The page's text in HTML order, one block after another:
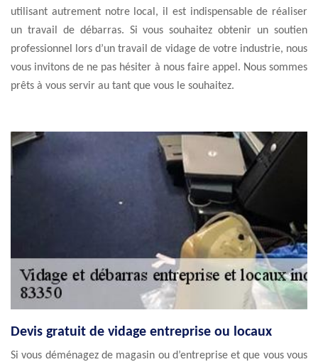
utilisant autrement notre local, il est indispensable de réaliser
un travail de débarras. Si vous souhaitez obtenir un soutien
professionnel lors d’un travail de vidage de votre industrie, nous
vous invitons de ne pas hésiter à nous faire appel. Nous sommes
prêts à vous servir au tant que vous le souhaitez.
Devis gratuit de vidage entreprise ou locaux
Si vous déménagez de magasin ou d’entreprise et que vous vous